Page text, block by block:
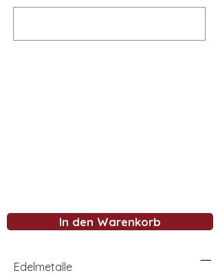
In den Warenkorb
Edelmetalle